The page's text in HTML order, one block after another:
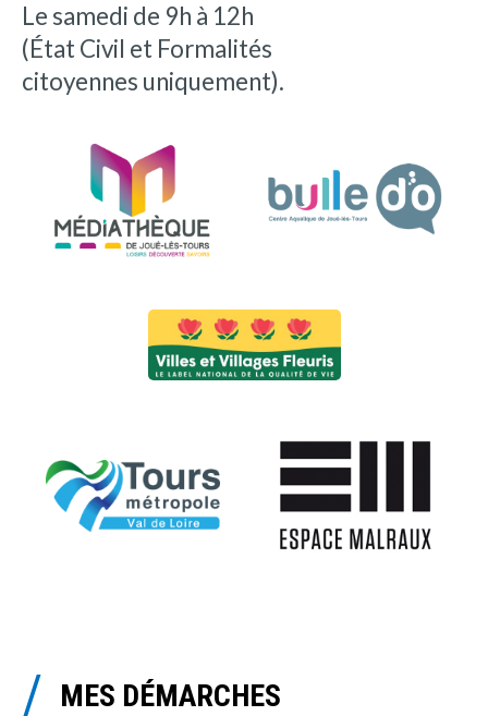
Le samedi de 9h à 12h
(État Civil et Formalités
citoyennes uniquement).
MES DÉMARCHES